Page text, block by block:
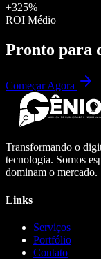
+325%
ROI Médio
Pronto para
Começar Agora
Transformando o
tecnologia. Somos
dominam o mercado.
Links
Serviços
Portfólio
Contato